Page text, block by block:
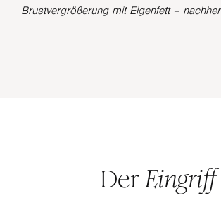
Brustvergrößerung mit Eigenfett – nachher
DerEingriff